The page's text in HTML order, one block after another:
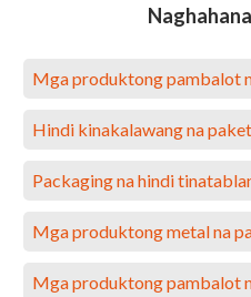
Mga produktong pambalot
Hindi kinakalawang na
Packaging na hindi
Mga produktong metal na
Mga produktong pambalot